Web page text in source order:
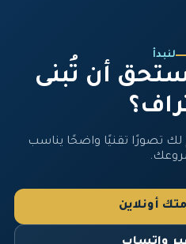
لنبدأ
أن تُبنى
تصورًا تقنيًا واضحًا يناسب
أونلاين